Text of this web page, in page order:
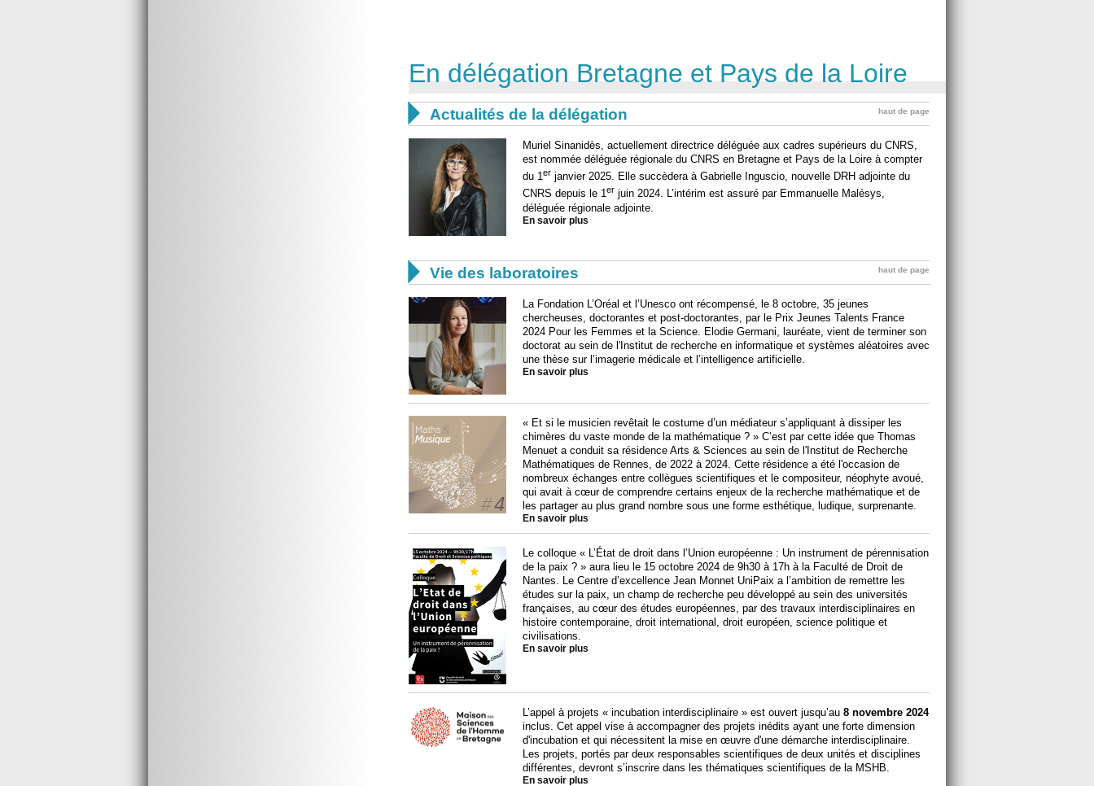
En délégation Bretagne et Pays de la Loire
 Actualités de la délégation haut de page
Muriel Sinanidès, actuellement directrice déléguée aux cadres supérieurs du CNRS,
est nommée déléguée régionale du CNRS en Bretagne et Pays de la Loire à compter
du 1er janvier 2025. Elle succèdera à Gabrielle Inguscio, nouvelle DRH adjointe du
CNRS depuis le 1er juin 2024. L’intérim est assuré par Emmanuelle Malésys,
déléguée régionale adjointe.
En savoir plus
 Vie des laboratoires haut de page
La Fondation L’Oréal et l’Unesco ont récompensé, le 8 octobre, 35 jeunes
chercheuses, doctorantes et post-doctorantes, par le Prix Jeunes Talents France
2024 Pour les Femmes et la Science. Elodie Germani, lauréate, vient de terminer son
doctorat au sein de l'Institut de recherche en informatique et systèmes aléatoires avec
une thèse sur l’imagerie médicale et l’intelligence artificielle.
En savoir plus
« Et si le musicien revêtait le costume d’un médiateur s’appliquant à dissiper les
chimères du vaste monde de la mathématique ? » C’est par cette idée que Thomas
Menuet a conduit sa résidence Arts & Sciences au sein de l'Institut de Recherche
Mathématiques de Rennes, de 2022 à 2024. Cette résidence a été l'occasion de
nombreux échanges entre collègues scientifiques et le compositeur, néophyte avoué,
qui avait à cœur de comprendre certains enjeux de la recherche mathématique et de
les partager au plus grand nombre sous une forme esthétique, ludique, surprenante.
En savoir plus
Le colloque « L’État de droit dans l’Union européenne : Un instrument de pérennisation
de la paix ? » aura lieu le 15 octobre 2024 de 9h30 à 17h à la Faculté de Droit de
Nantes. Le Centre d’excellence Jean Monnet UniPaix a l’ambition de remettre les
études sur la paix, un champ de recherche peu développé au sein des universités
françaises, au cœur des études européennes, par des travaux interdisciplinaires en
histoire contemporaine, droit international, droit européen, science politique et
civilisations.
En savoir plus
L’appel à projets « incubation interdisciplinaire » est ouvert jusqu’au 8 novembre 2024
inclus. Cet appel vise à accompagner des projets inédits ayant une forte dimension
d'incubation et qui nécessitent la mise en œuvre d'une démarche interdisciplinaire.
Les projets, portés par deux responsables scientifiques de deux unités et disciplines
différentes, devront s’inscrire dans les thématiques scientifiques de la MSHB.
En savoir plus